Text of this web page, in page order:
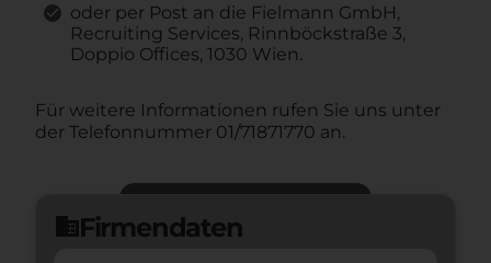
oder per Post an die Fielmann GmbH,
Recruiting Services, Rinnböckstraße 3,
Doppio Offices, 1030 Wien.
Für weitere Informationen rufen Sie uns unter
der Telefonnummer 01/71871770 an.
domainFirmendaten